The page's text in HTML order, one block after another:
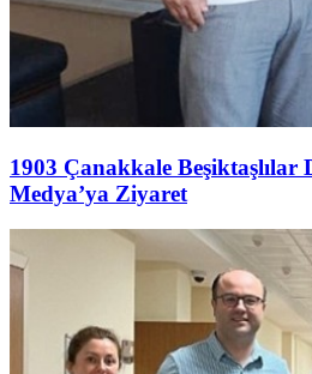
1903 Çanakkale Beşiktaşlılar
Medya’ya Ziyaret